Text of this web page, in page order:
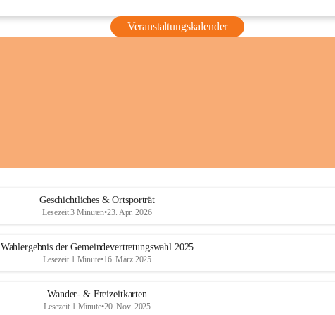
Veranstaltungskalender
Geschichtliches & Ortsporträt
Lesezeit 3 Minuten•23. Apr. 2026
Wahlergebnis der Gemeindevertretungswahl 2025
Lesezeit 1 Minute•16. März 2025
Wander- & Freizeitkarten
Lesezeit 1 Minute•20. Nov. 2025